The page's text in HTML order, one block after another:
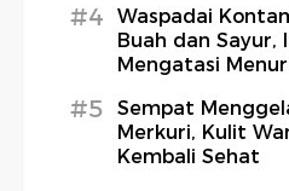
#4
Waspadai
Buah dan Sayur,
Mengatasi
#5
Sempat
Merkuri, Kulit
Kembali Sehat